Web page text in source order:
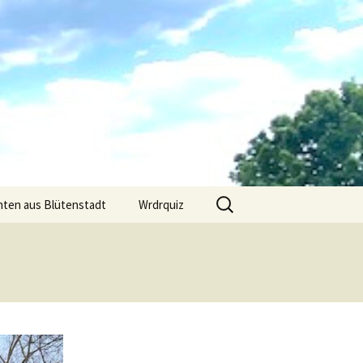
aus Blütenstadt Wrdrquiz
Suchen
nach: